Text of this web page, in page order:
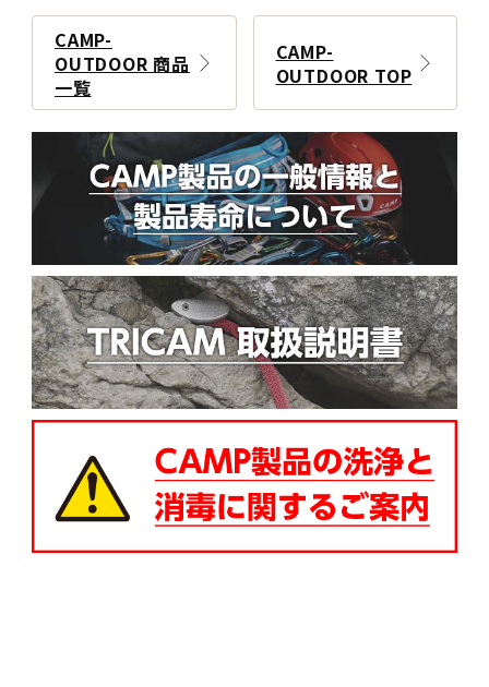
CAMP-
OUTDOOR 商品
一覧
CAMP-
OUTDOOR TOP